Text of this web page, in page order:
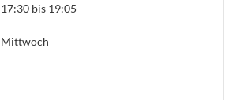
17:30 bis 19:05
Mittwoch